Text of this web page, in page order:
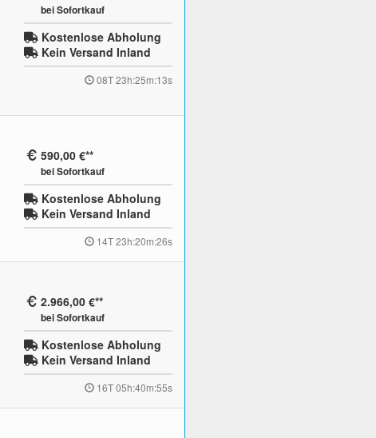
bei Sofortkauf
Kostenlose Abholung
Kein Versand Inland
08T 23h:25m:12s
590,00 €
bei Sofortkauf
Kostenlose Abholung
Kein Versand Inland
14T 23h:20m:25s
2.966,00 €
bei Sofortkauf
Kostenlose Abholung
Kein Versand Inland
16T 05h:40m:54s